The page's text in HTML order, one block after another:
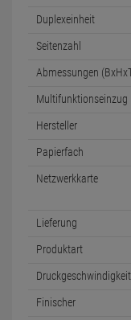
Duplexeinheit
Seitenzahl
Abmessungen
Multifunktionseinzug
Hersteller
Papierfach
Netzwerkkarte
Lieferung
Produktart
Druckgeschwindigkeit
Finischer